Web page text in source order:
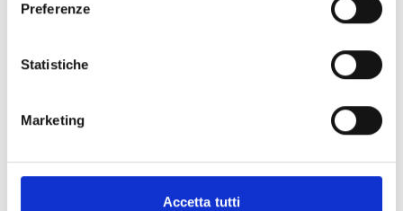
Preferenze
Statistiche
Marketing
Accetta tutti
Il valore di ogni premio, uno per ciascuna categoria, è
Link e Documenti
Pagina web per formulari e documenti
Bando
Si consiglia di consultare regolarmente il sito web